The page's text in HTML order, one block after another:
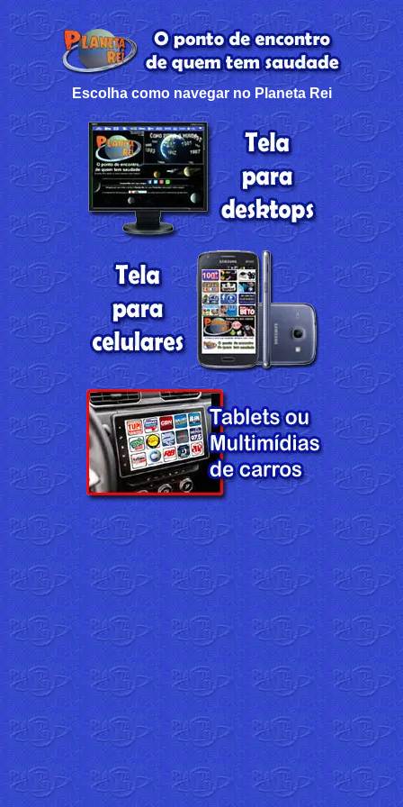
Escolha como navegar no Planeta Rei